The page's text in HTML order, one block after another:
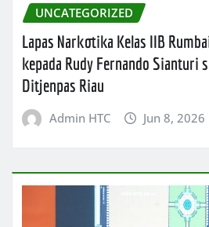
UNCATEGORIZED
Lapas Narkotika Kelas IIB
kepada Rudy Fernando Sianturi
Ditjenpas Riau
Admin HTC Jun 8, 2026